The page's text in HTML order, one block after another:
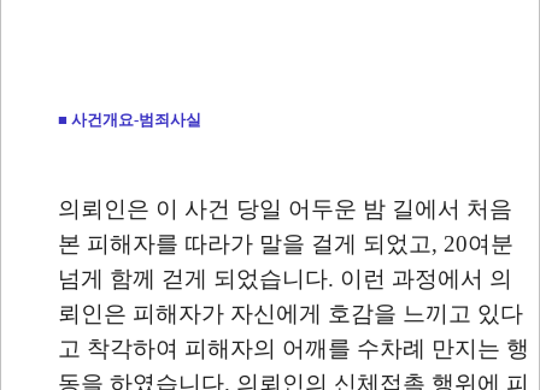
■ 사건개요-범죄사실
의뢰인은 이 사건 당일 어두운 밤 길에서 처음
본 피해자를 따라가 말을 걸게 되었고, 20여분
넘게 함께 걷게 되었습니다. 이런 과정에서 의
뢰인은 피해자가 자신에게 호감을 느끼고 있다
고 착각하여 피해자의 어깨를 수차례 만지는 행
동을 하였습니다. 의뢰인의 신체접촉 행위에 피